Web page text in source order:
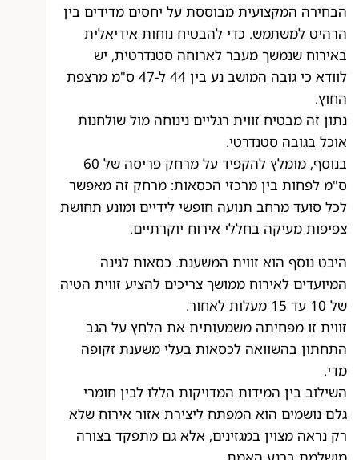
הבחירה המקצועית מבוססת על יחסים מדידים בין
הרהיט למשתמש. כדי להבטיח נוחות אידיאלית
באירוח שנמשך מעבר לארוחה סטנדרטית, יש
לוודא כי גובה המושב נע בין 44 ל-47 ס"מ מרצפת
החוץ.
נתון זה מבטיח זווית רגליים נינוחה מול שולחנות
אוכל בגובה סטנדרטי.
בנוסף, מומלץ להקפיד על מרחק פריסה של 60
ס"מ לפחות בין מרכזי הכסאות: מרחק זה מאפשר
לכל סועד מרחב תנועה חופשי לידיים ומונע תחושת
צפיפות מעיקה בחללי אירוח יוקרתיים.
היבט נוסף הוא זווית המשענת. כסאות לגינה
המיועדים לאירוח ממושך צריכים להציע זווית הטיה
של 10 עד 15 מעלות לאחור.
זווית זו מפחיתה משמעותית את הלחץ על הגב
התחתון בהשוואה לכסאות בעלי משענת זקופה
מדי.
השילוב בין המידות המדויקות הללו לבין חומרי
גלם נושמים הוא המפתח ליצירת אזור אירוח שלא
רק נראה מצוין במגזינים, אלא גם מתפקד בצורה